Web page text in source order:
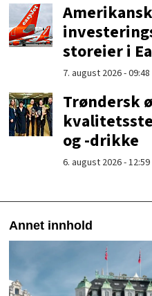
Amerikansk
storeier i
7. august 2026 - 09:48
Trøndersk
og -drikke
6. august 2026 - 12:59